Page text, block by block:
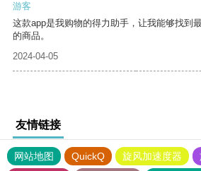
游客
这款app是我购物的得力助手，让我能够找到
的商品。
2024-04-05
友情链接
网站地图 QuickQ 旋风加速度器